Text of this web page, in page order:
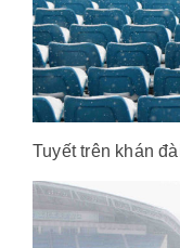
Tuyết trên khán